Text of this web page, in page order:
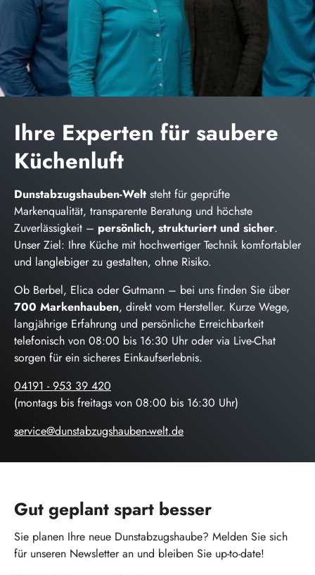
Ihre Experten für saubere
Küchenluft
Dunstabzugshauben-Welt steht für geprüfte
Markenqualität, transparente Beratung und höchste
Zuverlässigkeit – persönlich, strukturiert und sicher.
Unser Ziel: Ihre Küche mit hochwertiger Technik komfortabler
und langlebiger zu gestalten, ohne Risiko.
Ob Berbel, Elica oder Gutmann – bei uns finden Sie über
700 Markenhauben, direkt vom Hersteller. Kurze Wege,
langjährige Erfahrung und persönliche Erreichbarkeit
telefonisch von 08:00 bis 16:30 Uhr oder via Live-Chat
sorgen für ein sicheres Einkaufserlebnis.
04191 - 953 39 420
(montags bis freitags von 08:00 bis 16:30 Uhr)
service@dunstabzugshauben-welt.de
Gut geplant spart besser
Sie planen Ihre neue Dunstabzugshaube? Melden Sie sich
für unseren Newsletter an und bleiben Sie up-to-date!